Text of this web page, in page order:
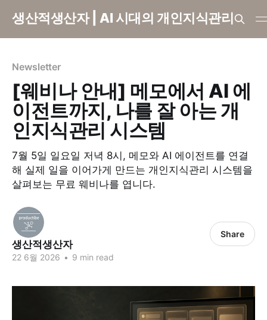
생산적생산자 | AI 시대의 개인지식관리
Newsletter
[웨비나 안내] 메모에서 AI 에
이전트까지, 나를 잘 아는 개
인지식관리 시스템
7월 5일 일요일 저녁 8시, 메모와 AI 에이전트를 연결
해 실제 일을 이어가게 만드는 개인지식관리 시스템을
살펴보는 무료 웨비나를 엽니다.
생산적생산자
22 6월 2026 • 9 min read
Share